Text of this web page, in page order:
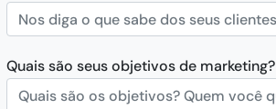
Quais são seus objetivos de marketing?